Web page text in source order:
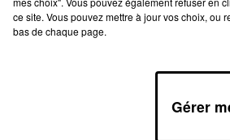
À 08H30
ce site. Vous pouvez mettre à jour vos choix, ou
bas de chaque page.
Gérer